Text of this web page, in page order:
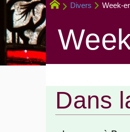
Divers Week-
Dans